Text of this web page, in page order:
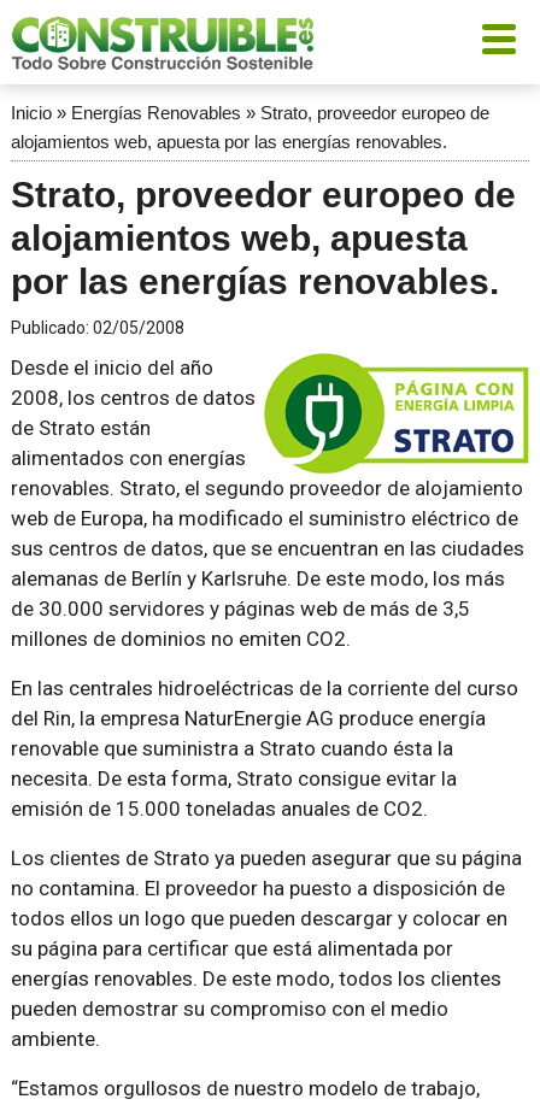
Inicio» Energías Renovables » Strato, proveedor europeo de
alojamientos web, apuesta por las energías renovables.
Strato, proveedor europeo de
alojamientos web, apuesta
por las energías renovables.
Publicado: 02/05/2008
Desde el inicio del año
2008, los centros de datos
de Strato están
alimentados con energías
renovables. Strato, el segundo proveedor de alojamiento
web de Europa, ha modificado el suministro eléctrico de
sus centros de datos, que se encuentran en las ciudades
alemanas de Berlín y Karlsruhe. De este modo, los más
de 30.000 servidores y páginas web de más de 3,5
millones de dominios no emiten CO2.
En las centrales hidroeléctricas de la corriente del curso
del Rin, la empresa NaturEnergie AG produce energía
renovable que suministra a Strato cuando ésta la
necesita. De esta forma, Strato consigue evitar la
emisión de 15.000 toneladas anuales de CO2.
Los clientes de Strato ya pueden asegurar que su página
no contamina. El proveedor ha puesto a disposición de
todos ellos un logo que pueden descargar y colocar en
su página para certificar que está alimentada por
energías renovables. De este modo, todos los clientes
pueden demostrar su compromiso con el medio
ambiente.
“Estamos orgullosos de nuestro modelo de trabajo,